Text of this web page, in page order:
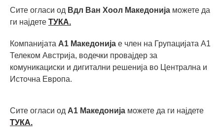
Сите огласи од Вдл Ван Хоол Македонија можете да
ги најдете ТУКА.
Компанијата А1 Македонија е член на Групацијата А1
Телеком Австрија, водечки провајдер за
комуникациски и дигитални решенија во Централна и
Источна Европа.
Сите огласи од А1 Македонија можете да ги најдете
ТУКА.